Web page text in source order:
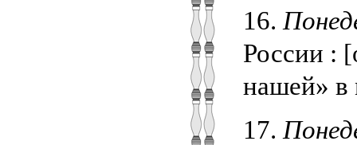
16.
России :
нашей» в
17.